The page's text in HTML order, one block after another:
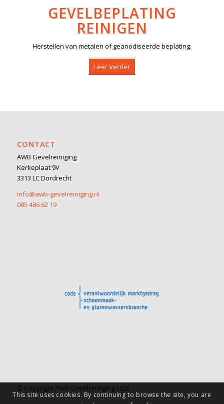
GEVELBEPLATING
REINIGEN
Herstellen van metalen of geanodiseerde beplating.
Leer Verder
CONTACT
AWB Gevelreiniging
Kerkeplaat 9V
3313 LC Dordrecht
info@awb-gevelreiniging.nl
085 486 62 19
© Copyright AWB Gevelreiniging 2026
This site uses cookies. By continuing to browse the site, you are